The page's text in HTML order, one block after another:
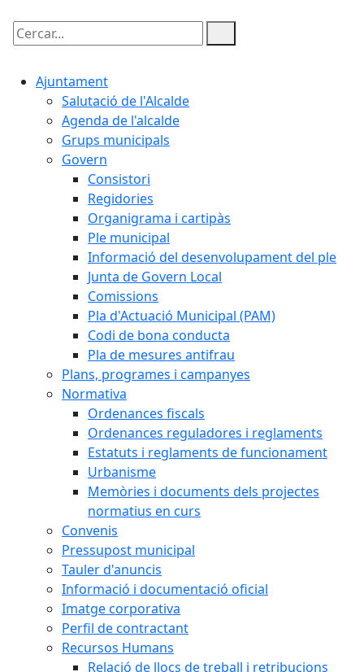
Cercar:
Ajuntament
Salutació de l'Alcalde
Agenda de l'alcalde
Grups municipals
Govern
Consistori
Regidories
Organigrama i cartipàs
Ple municipal
Informació del desenvolupament del ple
Junta de Govern Local
Comissions
Pla d'Actuació Municipal (PAM)
Codi de bona conducta
Pla de mesures antifrau
Plans, programes i campanyes
Normativa
Ordenances fiscals
Ordenances reguladores i reglaments
Estatuts i reglaments de funcionament
Urbanisme
Memòries i documents dels projectes
normatius en curs
Convenis
Pressupost municipal
Tauler d'anuncis
Informació i documentació oficial
Imatge corporativa
Perfil de contractant
Recursos Humans
Relació de llocs de treball i retribucions